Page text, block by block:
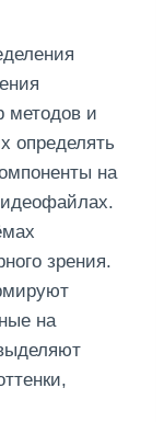
методов и
определять
на
зрения.
на